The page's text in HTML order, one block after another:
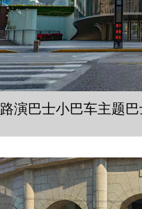
路演巴士小巴车主题